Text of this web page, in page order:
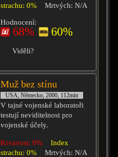
strachu: 0%
Mrtvých: N/A
Hodnocení:
68% 60%
Viděli?
Muž bez stínu
USA, Německo, 2000, 112min
V tajné vojenské laboratoři
testují neviditelnost pro
vojenské účely.
Krvavost: 0%
Index
strachu: 0%
Mrtvých: N/A